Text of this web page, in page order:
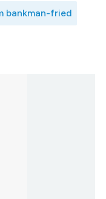
bankman-fried